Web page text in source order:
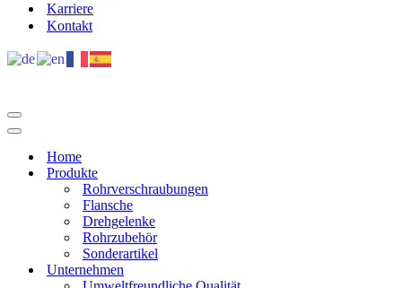
Karriere
Kontakt
Navigations-
Menü
Navigations-
Home
Produkte
Rohrverschraubungen
Flansche
Drehgelenke
Rohrzubehör
Sonderartikel
Unternehmen